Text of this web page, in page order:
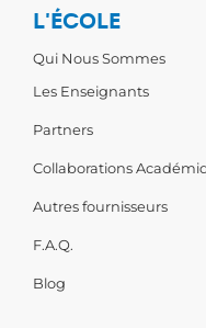
L'ÉCOLE
Qui Nous Sommes
Les Enseignants
Partners
Collaborations
Autres fournisseurs
F.A.Q.
Blog